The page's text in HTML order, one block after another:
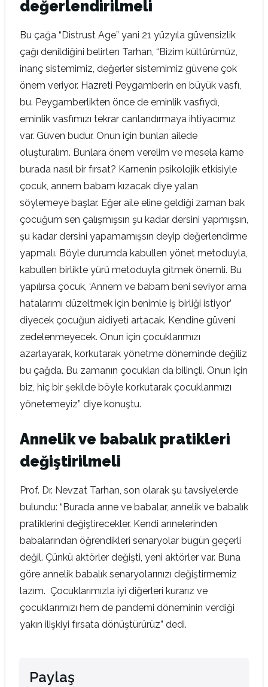
değerlendirilmeli
Bu çağa “Distrust Age” yani 21 yüzyıla güvensizlik
çağı denildiğini belirten Tarhan, “Bizim kültürümüz,
inanç sistemimiz, değerler sistemimiz güvene çok
önem veriyor. Hazreti Peygamberin en büyük vasfı,
bu. Peygamberlikten önce de eminlik vasfıydı,
eminlik vasfımızı tekrar canlandırmaya ihtiyacımız
var. Güven budur. Onun için bunları ailede
oluşturalım. Bunlara önem verelim ve mesela karne
burada nasıl bir fırsat? Karnenin psikolojik etkisiyle
çocuk, annem babam kızacak diye yalan
söylemeye başlar. Eğer aile eline geldiği zaman bak
çocuğum sen çalışmışsın şu kadar dersini yapmışsın,
şu kadar dersini yapamamışsın deyip değerlendirme
yapmalı. Böyle durumda kabullen yönet metoduyla,
kabullen birlikte yürü metoduyla gitmek önemli. Bu
yapılırsa çocuk, ‘Annem ve babam beni seviyor ama
hatalarımı düzeltmek için benimle iş birliği istiyor’
diyecek çocuğun aidiyeti artacak. Kendine güveni
zedelenmeyecek. Onun için çocuklarımızı
azarlayarak, korkutarak yönetme döneminde değiliz
bu çağda. Bu zamanın çocukları da bilinçli. Onun için
biz, hiç bir şekilde böyle korkutarak çocuklarımızı
yönetemeyiz” diye konuştu.
Annelik ve babalık pratikleri
değiştirilmeli
Prof. Dr. Nevzat Tarhan, son olarak şu tavsiyelerde
bulundu: “Burada anne ve babalar, annelik ve babalık
pratiklerini değiştirecekler. Kendi annelerinden
babalarından öğrendikleri senaryolar bugün geçerli
değil. Çünkü aktörler değişti, yeni aktörler var. Buna
göre annelik babalık senaryolarınızı değiştirmemiz
lazım. Çocuklarımızla iyi diğerleri kurarız ve
çocuklarımızı hem de pandemi döneminin verdiği
yakın ilişkiyi fırsata dönüştürürüz” dedi.
Paylaş